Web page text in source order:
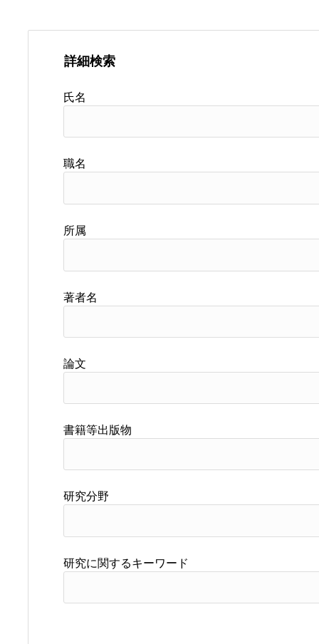
詳細検索
氏名
職名
所属
著者名
論文
書籍等出版物
研究分野
研究に関するキーワード